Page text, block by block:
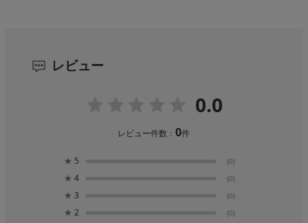
レビュー
0.0
レビュー件数：0件
★ 5 (0)
★ 4 (0)
★ 3 (0)
★ 2 (0)